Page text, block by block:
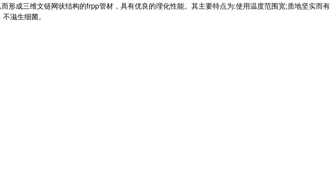
形成三维文链网状结构的frpp管材，具有优良的理化性能。其主要特点为:使用温度范围宽;质地坚实而有
滋生细菌。